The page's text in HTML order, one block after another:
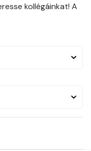
kollégáinkat! A